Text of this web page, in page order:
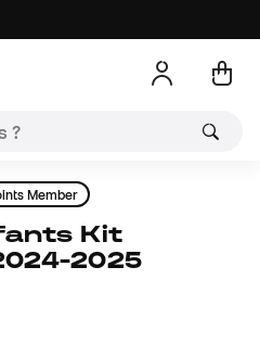
Member
2025